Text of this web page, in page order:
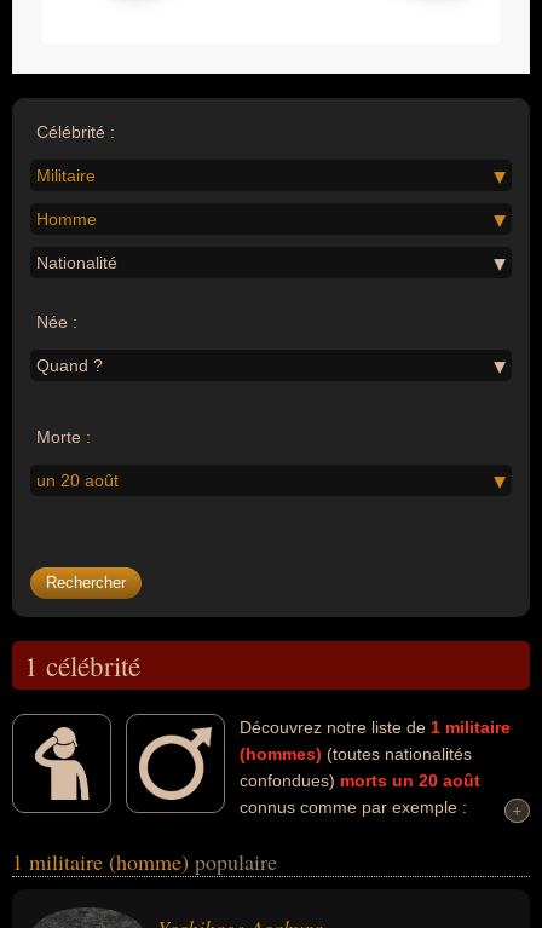
Célébrité :
Militaire
Homme
Nationalité
Née :
Quand ?
Morte :
un 20 août
1 célébrité
Découvrez notre liste de 1 militaire
(hommes) (toutes nationalités
confondues) morts un 20 août
connus comme par exemple :
peuvent avoir des liens variés dans les domaines de la guerre ou
En ce qui concerne leurs nationalités au moment de leurs morts, ils
+
+
1 militaire (homme) populaire